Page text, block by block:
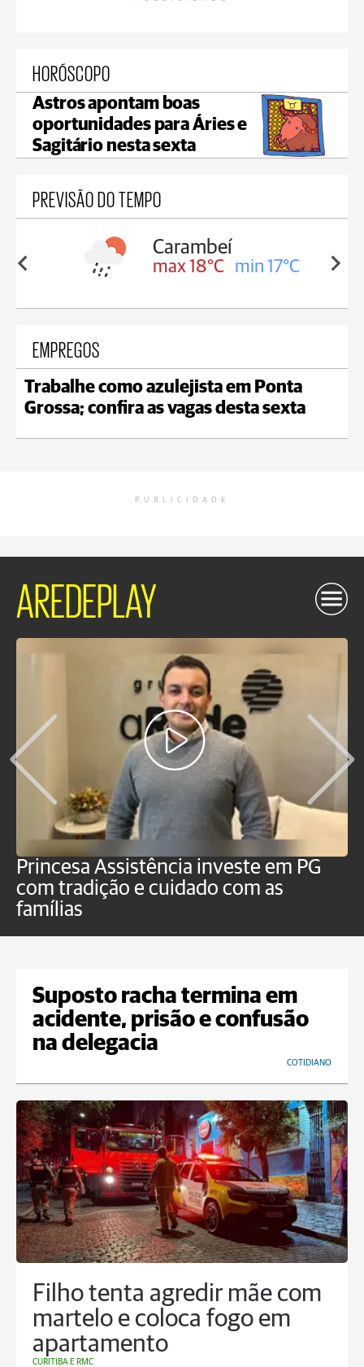
HORÓSCOPO
Astros apontam boas
oportunidades para Áries e
Sagitário nesta sexta
PREVISÃO DO TEMPO
18°C
Carambeí
max 18°C min 17°C
EMPREGOS
Trabalhe como azulejista em Ponta
Grossa; confira as vagas desta sexta
PUBLICIDADE
AREDEPLAY
Princesa Assistência investe em PG
com tradição e cuidado com as
famílias
Suposto racha termina em
acidente, prisão e confusão
na delegacia
COTIDIANO
Filho tenta agredir mãe com
martelo e coloca fogo em
apartamento
CURITIBA E RMC